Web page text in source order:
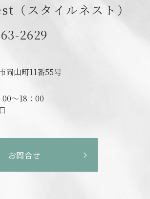
（スタイルネスト）
2629
岡山町11番55号
00～18：00
お問合せ